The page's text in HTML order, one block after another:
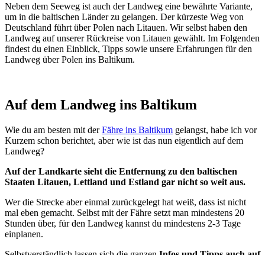
Neben dem Seeweg ist auch der Landweg eine bewährte Variante,
um in die baltischen Länder zu gelangen. Der kürzeste Weg von
Deutschland führt über Polen nach Litauen. Wir selbst haben den
Landweg auf unserer Rückreise von Litauen gewählt. Im Folgenden
findest du einen Einblick, Tipps sowie unsere Erfahrungen für den
Landweg über Polen ins Baltikum.
Auf dem Landweg ins Baltikum
Wie du am besten mit derFähre ins Baltikum gelangst, habe ich vor
Kurzem schon berichtet, aber wie ist das nun eigentlich auf dem
Landweg?
Auf der Landkarte sieht die Entfernung zu den baltischen
Staaten Litauen, Lettland und Estland gar nicht so weit aus.
Wer die Strecke aber einmal zurückgelegt hat weiß, dass ist nicht
mal eben gemacht. Selbst mit der Fähre setzt man mindestens 20
Stunden über, für den Landweg kannst du mindestens 2-3 Tage
einplanen.